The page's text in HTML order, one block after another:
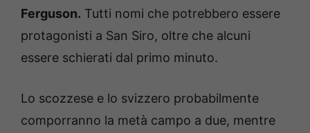
Ferguson. Tutti nomi che potrebbero essere
protagonisti a San Siro, oltre che alcuni
essere schierati dal primo minuto.
Lo scozzese e lo svizzero probabilmente
comporranno la metà campo a due, mentre